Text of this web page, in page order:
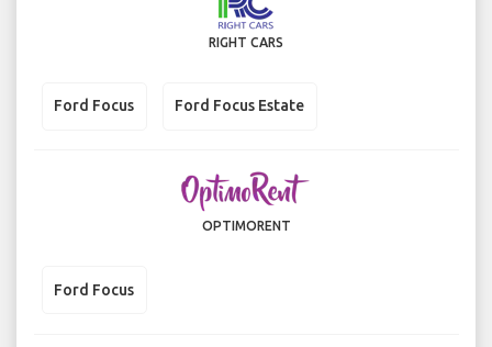
RIGHT CARS
Ford Focus Ford Focus Estate
OPTIMORENT
Ford Focus